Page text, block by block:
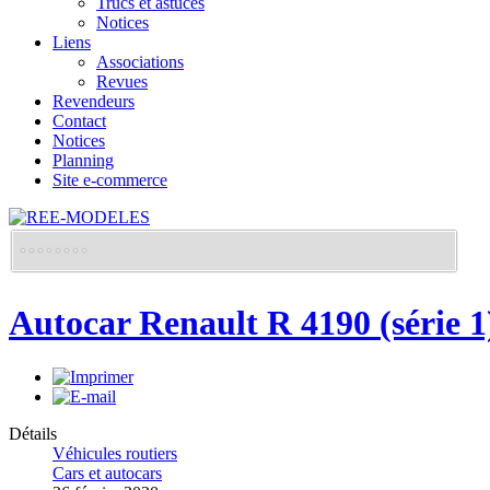
Notices
Liens
Associations
Revues
Revendeurs
Contact
Notices
Planning
Site e-commerce
Autocar Renault R 4190 (série
Détails
Véhicules routiers
Cars et autocars